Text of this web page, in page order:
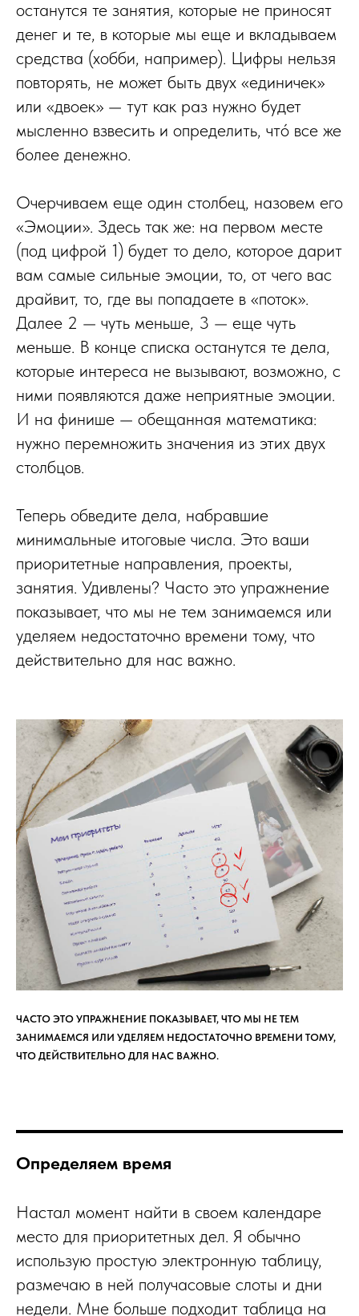
останутся те занятия, которые не приносят
денег и те, в которые мы еще и вкладываем
средства (хобби, например). Цифры нельзя
повторять, не может быть двух «единичек»
или «двоек» — тут как раз нужно будет
мысленно взвесить и определить, чтó все же
более денежно.
Очерчиваем еще один столбец, назовем его
«Эмоции». Здесь так же: на первом месте
(под цифрой 1) будет то дело, которое дарит
вам самые сильные эмоции, то, от чего вас
драйвит, то, где вы попадаете в «поток».
Далее 2 — чуть меньше, 3 — еще чуть
меньше. В конце списка останутся те дела,
которые интереса не вызывают, возможно, с
ними появляются даже неприятные эмоции.
И на финише — обещанная математика:
нужно перемножить значения из этих двух
столбцов.
Теперь обведите дела, набравшие
минимальные итоговые числа. Это ваши
приоритетные направления, проекты,
занятия. Удивлены? Часто это упражнение
показывает, что мы не тем занимаемся или
уделяем недостаточно времени тому, что
действительно для нас важно.
ЧАСТО ЭТО УПРАЖНЕНИЕ ПОКАЗЫВАЕТ, ЧТО МЫ НЕ ТЕМ
ЗАНИМАЕМСЯ ИЛИ УДЕЛЯЕМ НЕДОСТАТОЧНО ВРЕМЕНИ ТОМУ,
ЧТО ДЕЙСТВИТЕЛЬНО ДЛЯ НАС ВАЖНО.
Определяем время
Настал момент найти в своем календаре
место для приоритетных дел. Я обычно
использую простую электронную таблицу,
размечаю в ней получасовые слоты и дни
недели. Мне больше подходит таблица на